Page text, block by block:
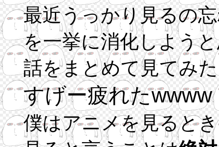
最近うっかり見るの
を一挙に消化しよう
話をまとめて見てみ
すげー疲れたwwww
僕はアニメを見ると